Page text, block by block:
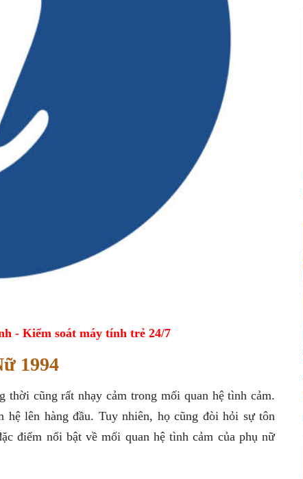
- Kiểm soát máy tính trẻ 24/7
1994
thời cũng rất nhạy cảm trong mối quan hệ tình cảm.
lên hàng đầu. Tuy nhiên, họ cũng đòi hỏi sự tôn
điểm nổi bật về mối quan hệ tình cảm của phụ nữ